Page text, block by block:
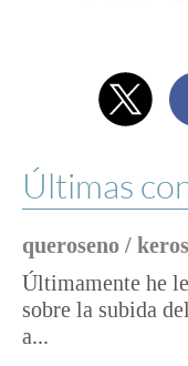
Últimas
queroseno /
Últimamente he
sobre la subida
a...